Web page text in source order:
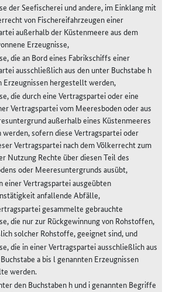
der Seefischerei und andere, im Einklang mit
von Fischereifahrzeugen einer
außerhalb der Küstenmeere aus dem
Erzeugnisse,
die an Bord eines Fabrikschiffs einer
ausschließlich aus den unter Buchstabe h
Erzeugnissen hergestellt werden,
die durch eine Vertragspartei oder eine
Vertragspartei vom Meeresboden oder aus
außerhalb eines Küstenmeeres
werden, sofern diese Vertragspartei oder
Vertragspartei nach dem Völkerrecht zum
Nutzung Rechte über diesen Teil des
oder Meeresuntergrunds ausübt,
einer Vertragspartei ausgeübten
anfallende Abfälle,
gesammelte gebrauchte
die nur zur Rückgewinnung von Rohstoffen,
solcher Rohstoffe, geeignet sind, und
die in einer Vertragspartei ausschließlich aus
a bis l genannten Erzeugnissen
werden.
den Buchstaben h und i genannten Begriffe